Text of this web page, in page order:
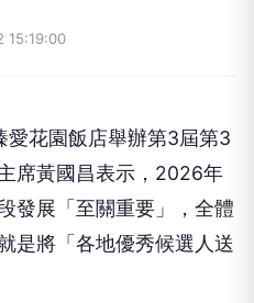
15:19:00
愛花園飯店舉辦第3屆第3
席黃國昌表示，2026年
發展「至關重要」，全體
是將「各地優秀候選人送